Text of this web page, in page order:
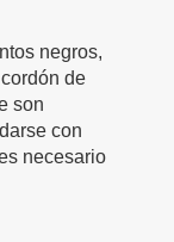
negros,
de
son
con
necesario